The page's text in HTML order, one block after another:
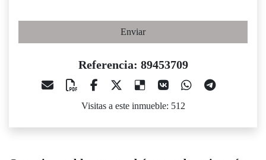
Enviar
Referencia: 89453709
Visitas a este inmueble: 512